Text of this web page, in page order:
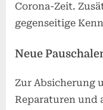
Corona-Zeit.
gegenseitige
Neue
Zur Absicherung
Reparaturen und